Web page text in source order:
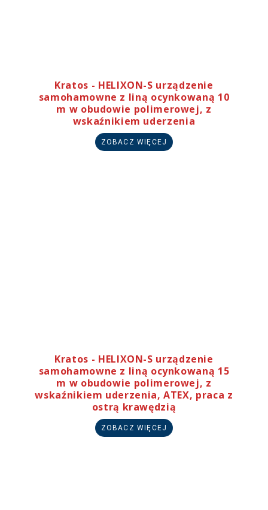
Kratos - HELIXON-S urządzenie
samohamowne z liną ocynkowaną 10
m w obudowie polimerowej, z
wskaźnikiem uderzenia
ZOBACZ WIĘCEJ
Kratos - HELIXON-S urządzenie
samohamowne z liną ocynkowaną 15
m w obudowie polimerowej, z
wskaźnikiem uderzenia, ATEX, praca z
ostrą krawędzią
ZOBACZ WIĘCEJ